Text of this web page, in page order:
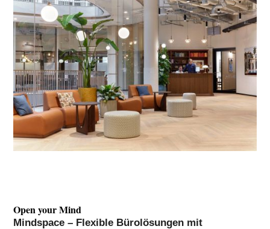
Open your Mind
Mindspace – Flexible Bürolösungen mit